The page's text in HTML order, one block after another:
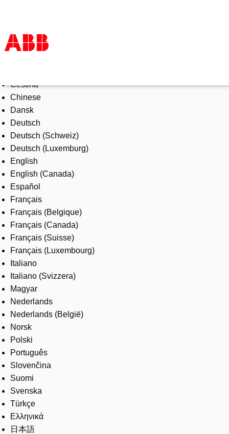
Products & Solutions
Industries
Services
About us
Where to buy
Contact us
Careers
Čeština
Chinese
Dansk
Deutsch
Deutsch (Schweiz)
Deutsch (Luxemburg)
English
English (Canada)
Español
Français
Français (Belgique)
Français (Canada)
Français (Suisse)
Français (Luxembourg)
Italiano
Italiano (Svizzera)
Magyar
Nederlands
Nederlands (België)
Norsk
Polski
Português
Slovenčina
Suomi
Svenska
Türkçe
Ελληνικά
日本語